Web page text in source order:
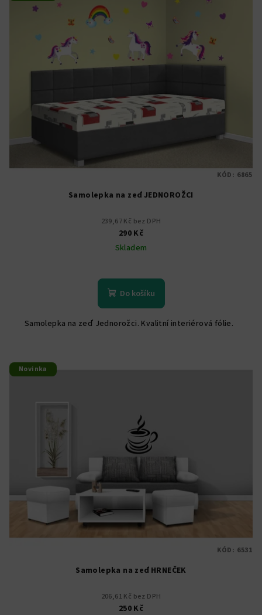
Samolepka na zeď JEDNOROŽCI
239,67 Kč bez DPH
290 Kč
Skladem
Do košíku
Samolepka na zeď Jednorožci. Kvalitní interiérová fólie.
KÓD: 6865
Novinka
Samolepka na zeď HRNEČEK
206,61 Kč bez DPH
250 Kč
KÓD: 6531